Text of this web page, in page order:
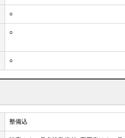
○
○
○
整備込